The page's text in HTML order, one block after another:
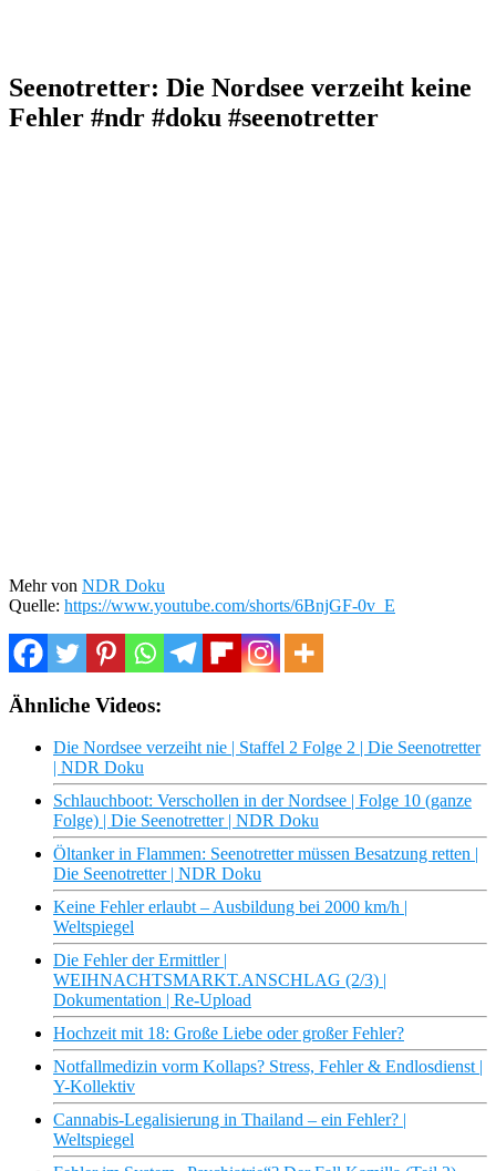
Seenotretter: Die Nordsee verzeiht keine
Fehler #ndr #doku #seenotretter
Mehr von NDR Doku
Quelle: https://www.youtube.com/shorts/6BnjGF-0v_E
Ähnliche Videos:
Die Nordsee verzeiht nie | Staffel 2 Folge 2 | Die Seenotretter
| NDR Doku
Schlauchboot: Verschollen in der Nordsee | Folge 10 (ganze
Folge) | Die Seenotretter | NDR Doku
Öltanker in Flammen: Seenotretter müssen Besatzung retten |
Die Seenotretter | NDR Doku
Keine Fehler erlaubt – Ausbildung bei 2000 km/h |
Weltspiegel
Die Fehler der Ermittler |
WEIHNACHTSMARKT.ANSCHLAG (2/3) |
Dokumentation | Re-Upload
Hochzeit mit 18: Große Liebe oder großer Fehler?
Notfallmedizin vorm Kollaps? Stress, Fehler & Endlosdienst |
Y-Kollektiv
Cannabis-Legalisierung in Thailand – ein Fehler? |
Weltspiegel